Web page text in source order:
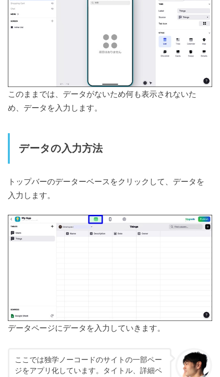
このままでは、データがないため何も表示されないた
め、データを入力します。
データの入力方法
トップバーのデーターベースをクリックして、データを
入力します。
データページにデータを入力していきます。
ここでは独学ノーコードのサイトの一部ペー
ジをアプリ化しています。タイトル、詳細ペ